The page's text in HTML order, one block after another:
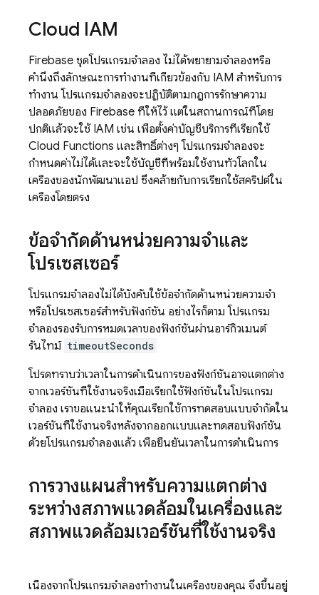
Cloud IAM
Firebase ชุดโปรแกรมจำลอง ไม่ได้พยายามจำลองหรือ
คำนึงถึงลักษณะการทำงานที่เกี่ยวข้องกับ IAM สำหรับการ
ทำงาน โปรแกรมจำลองจะปฏิบัติตามกฎการรักษาความ
ปลอดภัยของ Firebase ที่ให้ไว้ แต่ในสถานการณ์ที่โดย
ปกติแล้วจะใช้ IAM เช่น เพื่อตั้งค่าบัญชีบริการที่เรียกใช้
Cloud Functions และสิทธิ์ต่างๆ โปรแกรมจำลองจะ
กำหนดค่าไม่ได้และจะใช้บัญชีที่พร้อมใช้งานทั่วโลกใน
เครื่องของนักพัฒนาแอป ซึ่งคล้ายกับการเรียกใช้สคริปต์ใน
เครื่องโดยตรง
ข้อจำกัดด้านหน่วยความจำและ
โปรเซสเซอร์
โปรแกรมจำลองไม่ได้บังคับใช้ข้อจำกัดด้านหน่วยความจำ
หรือโปรเซสเซอร์สำหรับฟังก์ชัน อย่างไรก็ตาม โปรแกรม
จำลองรองรับการหมดเวลาของฟังก์ชันผ่านอาร์กิวเมนต์
รันไทม์ timeoutSeconds
โปรดทราบว่าเวลาในการดำเนินการของฟังก์ชันอาจแตกต่าง
จากเวอร์ชันที่ใช้งานจริงเมื่อเรียกใช้ฟังก์ชันในโปรแกรม
จำลอง เราขอแนะนำให้คุณเรียกใช้การทดสอบแบบจำกัดใน
เวอร์ชันที่ใช้งานจริงหลังจากออกแบบและทดสอบฟังก์ชัน
ด้วยโปรแกรมจำลองแล้ว เพื่อยืนยันเวลาในการดำเนินการ
การวางแผนสำหรับความแตกต่าง
ระหว่างสภาพแวดล้อมในเครื่องและ
สภาพแวดล้อมเวอร์ชันที่ใช้งานจริง
เนื่องจากโปรแกรมจำลองทำงานในเครื่องของคุณ จึงขึ้นอยู่